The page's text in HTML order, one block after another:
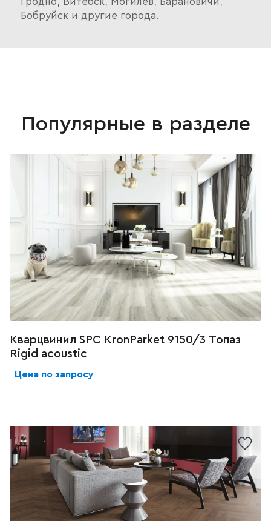
Бобруйск и другие города.
Популярные в разделе
Кварцвинил SPC KronParket 9150/3 Топаз
Rigid acoustic
Цена по запросу